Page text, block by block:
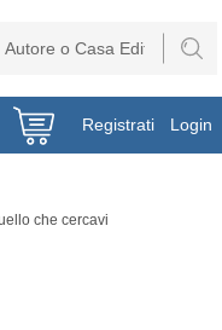
Registrati Login
che cercavi